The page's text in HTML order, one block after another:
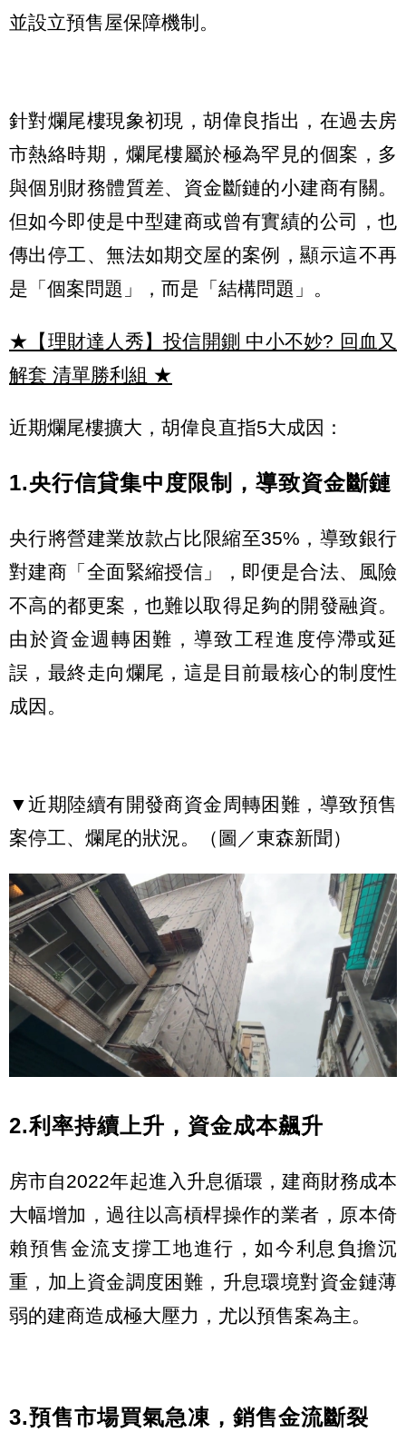
並設立預售屋保障機制。
針對爛尾樓現象初現，胡偉良指出，在過去房
市熱絡時期，爛尾樓屬於極為罕見的個案，多
與個別財務體質差、資金斷鏈的小建商有關。
但如今即使是中型建商或曾有實績的公司，也
傳出停工、無法如期交屋的案例，顯示這不再
是「個案問題」，而是「結構問題」。
★【理財達人秀】投信開鍘 中小不妙? 回血又
解套 清單勝利組 ★
近期爛尾樓擴大，胡偉良直指5大成因：
1.央行信貸集中度限制，導致資金斷鏈
央行將營建業放款占比限縮至35%，導致銀行
對建商「全面緊縮授信」，即便是合法、風險
不高的都更案，也難以取得足夠的開發融資。
由於資金週轉困難，導致工程進度停滯或延
誤，最終走向爛尾，這是目前最核心的制度性
成因。
▼近期陸續有開發商資金周轉困難，導致預售
案停工、爛尾的狀況。（圖／東森新聞）
2.利率持續上升，資金成本飆升
房市自2022年起進入升息循環，建商財務成本
大幅增加，過往以高槓桿操作的業者，原本倚
賴預售金流支撐工地進行，如今利息負擔沉
重，加上資金調度困難，升息環境對資金鏈薄
弱的建商造成極大壓力，尤以預售案為主。
3.預售市場買氣急凍，銷售金流斷裂